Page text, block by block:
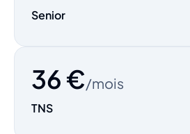
Senior
36 €/mois
TNS